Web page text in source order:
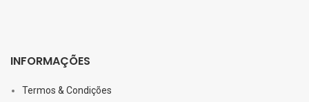
INFORMAÇÕES
Termos & Condições